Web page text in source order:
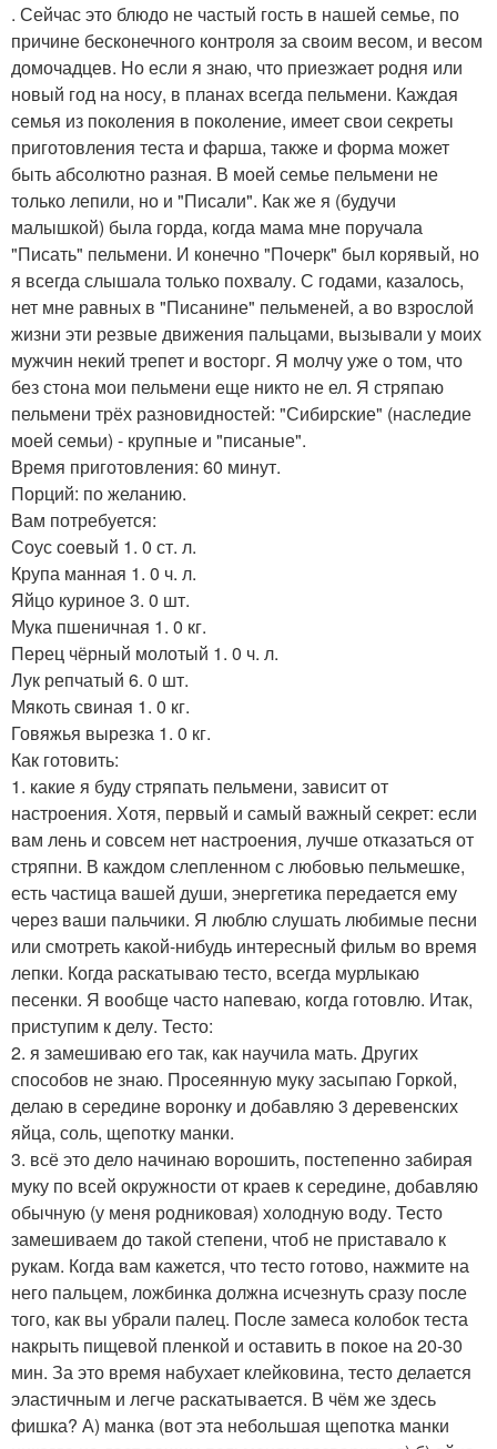
. Сейчас это блюдо не частый гость в нашей семье, по
причине бесконечного контроля за своим весом, и весом
домочадцев. Но если я знаю, что приезжает родня или
новый год на носу, в планах всегда пельмени. Каждая
семья из поколения в поколение, имеет свои секреты
приготовления теста и фарша, также и форма может
быть абсолютно разная. В моей семье пельмени не
только лепили, но и "Писали". Как же я (будучи
малышкой) была горда, когда мама мне поручала
"Писать" пельмени. И конечно "Почерк" был корявый, но
я всегда слышала только похвалу. С годами, казалось,
нет мне равных в "Писанине" пельменей, а во взрослой
жизни эти резвые движения пальцами, вызывали у моих
мужчин некий трепет и восторг. Я молчу уже о том, что
без стона мои пельмени еще никто не ел. Я стряпаю
пельмени трёх разновидностей: "Сибирские" (наследие
моей семьи) - крупные и "писаные".
Время приготовления: 60 минут.
Порций: по желанию.
Вам потребуется:
Соус соевый 1. 0 ст. л.
Крупа манная 1. 0 ч. л.
Яйцо куриное 3. 0 шт.
Мука пшеничная 1. 0 кг.
Перец чёрный молотый 1. 0 ч. л.
Лук репчатый 6. 0 шт.
Мякоть свиная 1. 0 кг.
Говяжья вырезка 1. 0 кг.
Как готовить:
1. какие я буду стряпать пельмени, зависит от
настроения. Хотя, первый и самый важный секрет: если
вам лень и совсем нет настроения, лучше отказаться от
стряпни. В каждом слепленном с любовью пельмешке,
есть частица вашей души, энергетика передается ему
через ваши пальчики. Я люблю слушать любимые песни
или смотреть какой-нибудь интересный фильм во время
лепки. Когда раскатываю тесто, всегда мурлыкаю
песенки. Я вообще часто напеваю, когда готовлю. Итак,
приступим к делу. Тесто:
2. я замешиваю его так, как научила мать. Других
способов не знаю. Просеянную муку засыпаю Горкой,
делаю в середине воронку и добавляю 3 деревенских
яйца, соль, щепотку манки.
3. всё это дело начинаю ворошить, постепенно забирая
муку по всей окружности от краев к середине, добавляю
обычную (у меня родниковая) холодную воду. Тесто
замешиваем до такой степени, чтоб не приставало к
рукам. Когда вам кажется, что тесто готово, нажмите на
него пальцем, ложбинка должна исчезнуть сразу после
того, как вы убрали палец. После замеса колобок теста
накрыть пищевой пленкой и оставить в покое на 20-30
мин. За это время набухает клейковина, тесто делается
эластичным и легче раскатывается. В чём же здесь
фишка? А) манка (вот эта небольшая щепотка манки